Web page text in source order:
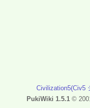
Civilization5(Civ5
PukiWiki 1.5.1©